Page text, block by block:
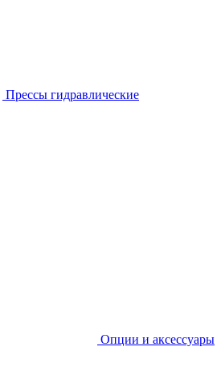
Прессы гидравлические
Опции и аксессуары